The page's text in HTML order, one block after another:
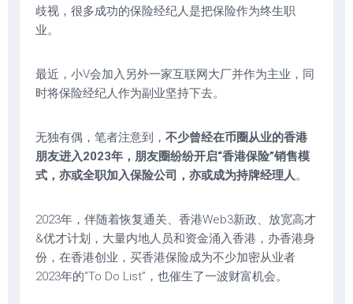
歧视，很多成功的保险经纪人是把保险作为终生职
业。
最近，小V会加入另外一家互联网大厂并作为主业，同
时将保险经纪人作为副业坚持下去。
无独有偶，笔者注意到， 不少曾经在币圈从业的香港
朋友进入2023年，朋友圈纷纷开启“香港保险”销售模
式，亦或全职加入保险公司，亦或成为持牌经理人 。
2023年，伴随着恢复通关、香港Web3新政、放宽高才
&优才计划，大量内地人员和资金涌入香港，办香港身
份，在香港创业，买香港保险成为不少加密从业者
2023年的“To Do List”，也催生了一波财富机会。